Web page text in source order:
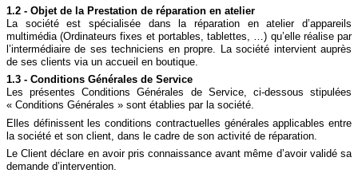
1.2 - Objet de la Prestation de réparation en atelier
La société est spécialisée dans la réparation en atelier d’appareils
multimédia (Ordinateurs fixes et portables, tablettes, …) qu’elle réalise par
l’intermédiaire de ses techniciens en propre. La société intervient auprès
de ses clients via un accueil en boutique.
1.3 - Conditions Générales de Service
Les présentes Conditions Générales de Service, ci-dessous stipulées
« Conditions Générales » sont établies par la société.
Elles définissent les conditions contractuelles générales applicables entre
la société et son client, dans le cadre de son activité de réparation.
Le Client déclare en avoir pris connaissance avant même d’avoir validé sa
demande d’intervention.